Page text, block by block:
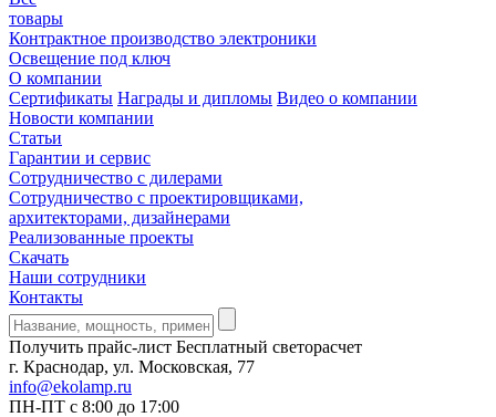
товары
Контрактное производство электроники
Освещение под ключ
О компании
Сертификаты Награды и дипломы Видео о компании
Новости компании
Статьи
Гарантии и сервис
Сотрудничество с дилерами
Сотрудничество с проектировщиками,
архитекторами, дизайнерами
Реализованные проекты
Скачать
Наши сотрудники
Контакты
Получить прайс-лист Бесплатный светорасчет
г. Краснодар, ул. Московская, 77
info@ekolamp.ru
ПН-ПТ с 8:00 до 17:00